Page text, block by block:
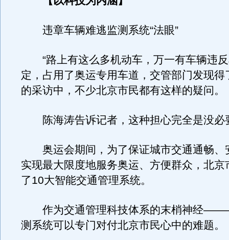
违章车辆难逃监测系统“法眼”
“路上有这么多机动车，万一有车辆违反
定，占用了奥运专用车道，交管部门发现得
的采访中，不少北京市民都有这样的疑问。
陈海涛告诉记者，这种担心完全是没必
奥运会期间，为了保证城市交通通畅、
实现最大限度地服务奥运、方便群众，北京
了10大智能交通管理系统。
作为交通管理科技体系的末梢神经
测系统可以专门对付北京市民心中的难题。